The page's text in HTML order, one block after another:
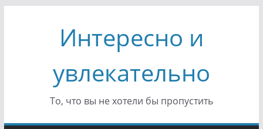
содержимомуИнтересно и
увлекательно
То, что вы не хотели бы пропустить